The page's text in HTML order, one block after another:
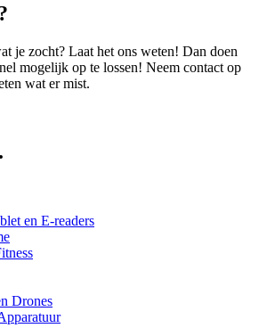
je zocht? Laat het ons weten! Dan doen
mogelijk op te lossen! Neem contact op
wat er mist.
en E-readers
Drones